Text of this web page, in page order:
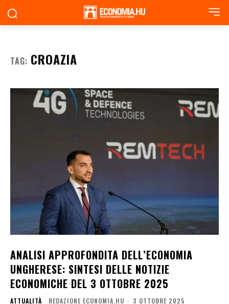
TAG: CROAZIA
ANALISI APPROFONDITA DELL’ECONOMIA
UNGHERESE: SINTESI DELLE NOTIZIE
ECONOMICHE DEL 3 OTTOBRE 2025
ATTUALITÀ REDAZIONE ECONOMIA.HU - 3 OTTOBRE 2025